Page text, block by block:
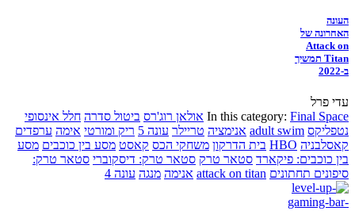
העונה
האחרונה של
Attack on
Titan תמשיך
ב-2022
עדי פרל
In this category: Final Space אולאן רוג'רס ביטול סדרה חלל אינסופי
נטפליקס adult swim אנימציה טריילר עונה 5 ריק ומורטי אימה ערפדים
קאסלבניה HBO בית הדרקון משחקי הכס קאסט מסע בין כוכבים מסע
בין כוכבים: פיקארד סטאר טרק סטאר טרק: דיסקוברי סטאר טרק:
סיפונים תחתונים attack on titan אנימה מנגה עונה 4